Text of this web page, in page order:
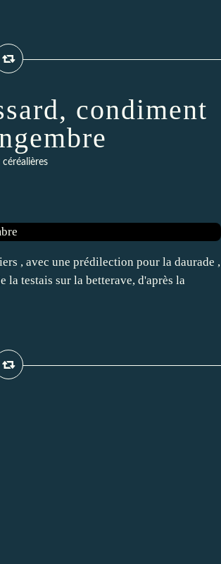
condiment
, avec une prédilection pour la daurade ,
testais sur la betterave, d'après la